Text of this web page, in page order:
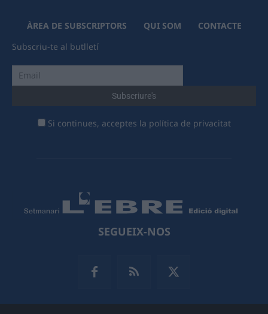
ÀREA DE SUBSCRIPTORS QUI SOM
CONTACTE
Subscriu-te al butlletí
Si continues, acceptes la política de privacitat
SEGUEIX-NOS